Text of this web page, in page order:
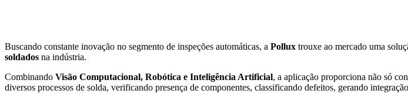
Buscando constante inovação no segmento de inspeções automáticas, a Pollux trouxe ao mercado uma
soldados na indústria.
Combinando Visão Computacional, Robótica e Inteligência Artificial, a aplicação proporciona não só
diversos processos de solda, verificando presença de componentes, classificando defeitos, gerando